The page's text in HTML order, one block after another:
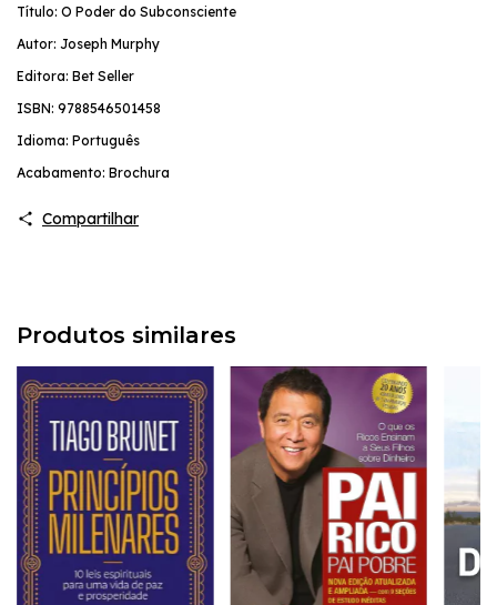
Título: O Poder do Subconsciente
Autor: Joseph Murphy
Editora: Bet Seller
ISBN: 9788546501458
Idioma: Português
Acabamento: Brochura
Compartilhar
Produtos similares